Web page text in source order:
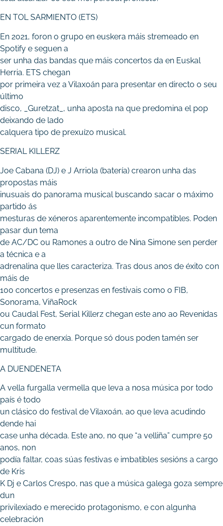
EN TOL SARMIENTO (ETS)
En 2021, foron o grupo en euskera máis stremeado en
Spotify e seguen a
ser unha das bandas que máis concertos da en Euskal
Herria. ETS chegan
por primeira vez a Vilaxoán para presentar en directo o seu
último
disco, _Guretzat_, unha aposta na que predomina el pop
deixando de lado
calquera tipo de prexuízo musical.
SERIAL KILLERZ
Joe Cabana (DJ) e J Arriola (batería) crearon unha das
propostas máis
inusuais do panorama musical buscando sacar o máximo
partido ás
mesturas de xéneros aparentemente incompatibles. Poden
pasar dun tema
de AC/DC ou Ramones a outro de Nina Simone sen perder
a técnica e a
adrenalina que lles caracteriza. Tras dous anos de éxito con
máis de
100 concertos e presenzas en festivais como o FIB,
Sonorama, ViñaRock
ou Caudal Fest, Serial Killerz chegan este ano ao Revenidas
cun formato
cargado de enerxía. Porque só dous poden tamén ser
multitude.
A DUENDENETA
A vella furgalla vermella que leva a nosa música por todo
país é todo
un clásico do festival de Vilaxoán, ao que leva acudindo
dende hai
case unha década. Este ano, no que “a velliña” cumpre 50
anos, non
podía faltar, coas súas festivas e imbatibles sesións a cargo
de Kris
K Dj e Carlos Crespo, nas que a música galega goza sempre
dun
privilexiado e merecido protagonismo, e con algunha
celebración